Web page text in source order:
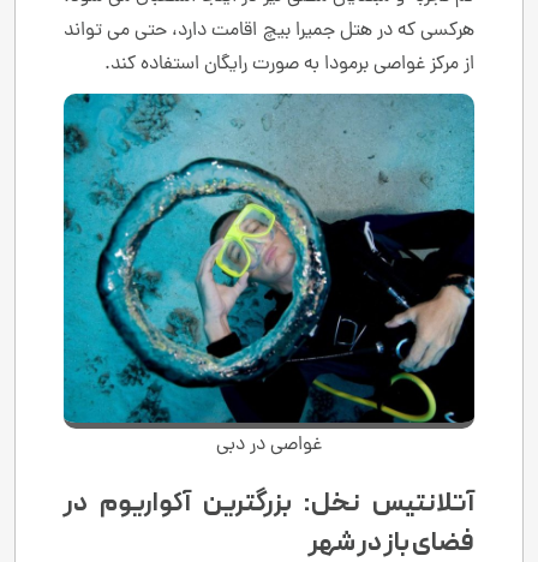
هرکسی که در هتل جمیرا بیچ اقامت دارد، حتی می تواند
از مرکز غواصی برمودا به صورت رایگان استفاده کند.
غواصی در دبی
آتلانتیس نخل: بزرگترین آکواریوم در
فضای باز در شهر